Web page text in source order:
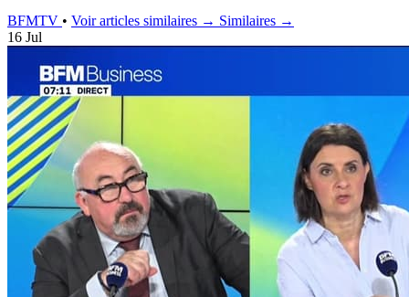
BFMTV • Voir articles similaires → Similaires →
16 Jul